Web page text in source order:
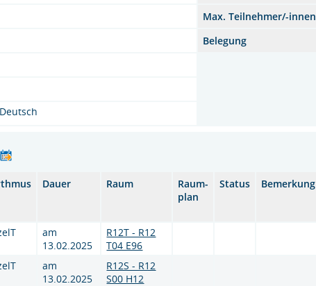
Max. Teilnehmer/-innen
Belegung
Deutsch
Dauer Raum
Raum-
plan
Status Bemerkung
am
13.02.2025
R12T - R12
T04 E96
am
13.02.2025
R12S - R12
S00 H12